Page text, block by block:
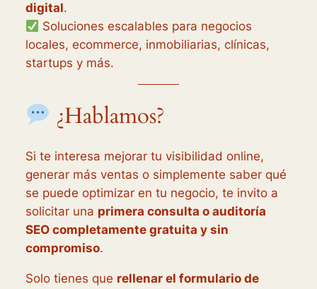
digital.
Soluciones escalables para negocios
locales, ecommerce, inmobiliarias, clínicas,
startups y más.
¿Hablamos?
Si te interesa mejorar tu visibilidad online,
generar más ventas o simplemente saber qué
se puede optimizar en tu negocio, te invito a
solicitar una primera consulta o auditoría
SEO completamente gratuita y sin
compromiso.
Solo tienes que rellenar el formulario de